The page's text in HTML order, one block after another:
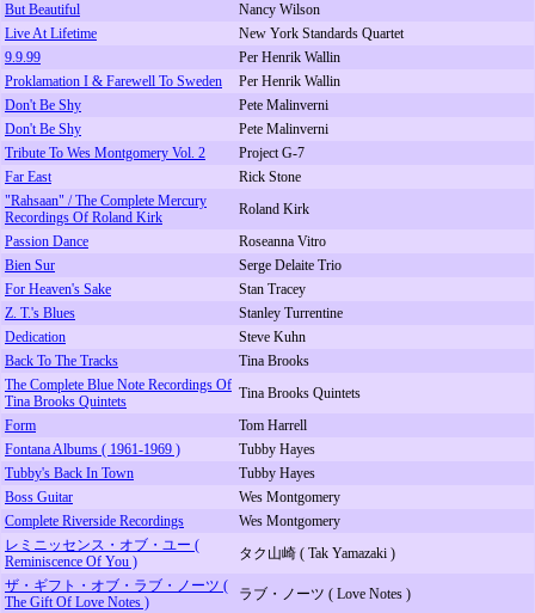
But Beautiful
Nancy Wilson
Live At Lifetime
New York Standards Quartet
9.9.99
Per Henrik Wallin
Proklamation I & Farewell To Sweden
Per Henrik Wallin
Don't Be Shy
Pete Malinverni
Don't Be Shy
Pete Malinverni
Tribute To Wes Montgomery Vol. 2
Project G-7
Far East
Rick Stone
"Rahsaan" / The Complete Mercury
Recordings Of Roland Kirk
Roland Kirk
Passion Dance
Roseanna Vitro
Bien Sur
Serge Delaite Trio
For Heaven's Sake
Stan Tracey
Z. T.'s Blues
Stanley Turrentine
Dedication
Steve Kuhn
Back To The Tracks
Tina Brooks
The Complete Blue Note Recordings Of
Tina Brooks Quintets
Tina Brooks Quintets
Form
Tom Harrell
Fontana Albums ( 1961-1969 )
Tubby Hayes
Tubby's Back In Town
Tubby Hayes
Boss Guitar
Wes Montgomery
Complete Riverside Recordings
Wes Montgomery
レミニッセンス・オブ・ユー (
Reminiscence Of You )
タク山崎 ( Tak Yamazaki )
ザ・ギフト・オブ・ラブ・ノーツ (
The Gift Of Love Notes )
ラブ・ノーツ ( Love Notes )